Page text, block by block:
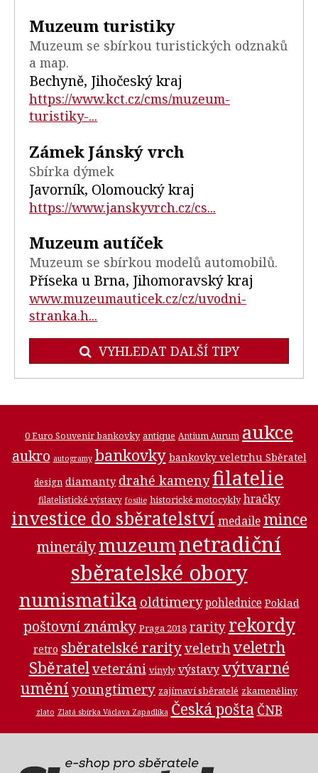
Muzeum turistiky
Muzeum se sbírkou turistických odznaků
a map.
Bechyně, Jihočeský kraj
https://www.kct.cz/cms/muzeum-
turistiky-...
Zámek Jánský vrch
Sbírka dýmek
Javorník, Olomoucký kraj
https://www.janskyvrch.cz/cs...
Muzeum autíček
Muzeum se sbírkou modelů automobilů.
Příseka u Brna, Jihomoravský kraj
www.muzeumauticek.cz/cz/uvodni-
stranka.h...
VYHLEDAT DALŠÍ TIPY
0 Euro Souvenir bankovky antique Antium Aurum aukce
aukro autogramy bankovky bankovky veletrhu Sběratel
design diamanty drahé kamenyfilatelie
filatelistické výstavy fosilie historické motocykly hračky
investice do sběratelství medaile mince
minerálymuzeumnetradiční
sběratelské obory
numismatika oldtimery pohlednice Poklad
poštovní známky Praga 2018 rarity rekordy
retro sběratelské rarityveletrhveletrh
Sběratelveteráni vinyly výstavy výtvarné
uměníyoungtimery zajímaví sběratelé zkameněliny
zlato Zlatá sbírka Václava Zapadlíka Česká pošta ČNB